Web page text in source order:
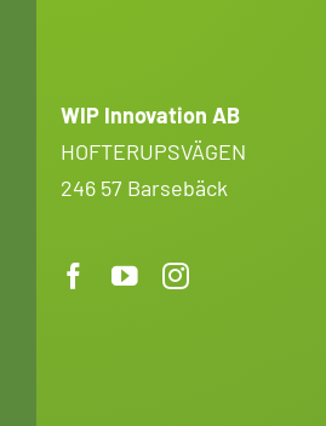
WIP Innovation AB
HOFTERUPSVÄGEN
246 57 Barsebäck